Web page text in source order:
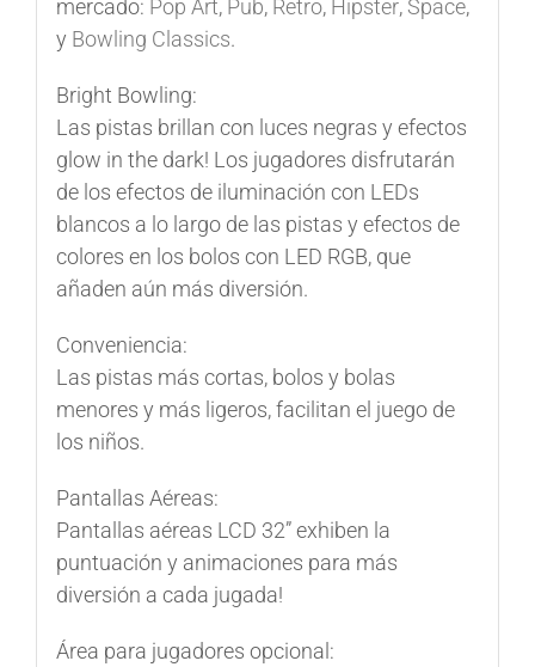
mercado: Pop Art, Pub, Retro, Hipster, Space,
y Bowling Classics.
Bright Bowling:
Las pistas brillan con luces negras y efectos
glow in the dark! Los jugadores disfrutarán
de los efectos de iluminación con LEDs
blancos a lo largo de las pistas y efectos de
colores en los bolos con LED RGB, que
añaden aún más diversión.
Conveniencia:
Las pistas más cortas, bolos y bolas
menores y más ligeros, facilitan el juego de
los niños.
Pantallas Aéreas:
Pantallas aéreas LCD 32” exhiben la
puntuación y animaciones para más
diversión a cada jugada!
Área para jugadores opcional: